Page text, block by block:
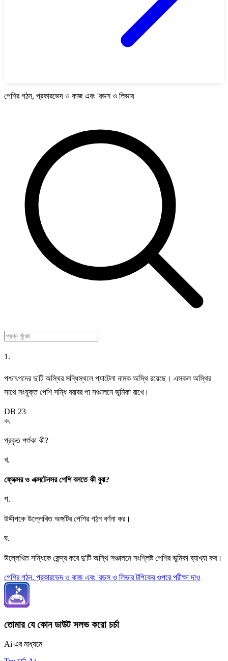
পেশির গঠন, প্রকারভেদ ও কাজ এবং 'রডস ও লিভার
1.
পশ্চাৎপদের দু'টি অস্থির সন্ধিস্থলে প্যাটেলা নামক অস্থি রয়েছে। এসকল অস্থির
সাথে সংযুক্ত পেশি সন্ধি বরাবর পা সঞ্চালনে ভূমিকা রাখে।
DB 23
ক.
প্রকৃত পর্শুকা কী?
খ.
ফ্লেক্সর ও এক্সটেনসর পেশি বলতে কী বুঝ?
গ.
উদ্দীপকে উল্লেখিত অঙ্গটির পেশির গঠন বর্ণনা কর।
ঘ.
উল্লেখিত সন্ধিকে কেন্দ্র করে দু'টি অস্থি সঞ্চালনে সংশ্লিষ্ট পেশির ভূমিকা ব্যাখ্যা কর।
পেশির গঠন, প্রকারভেদ ও কাজ এবং 'রডস ও লিভার টপিকের ওপরে পরীক্ষা দাও
তোমার যে কোন ডাউট সলভ করো চর্চা
Ai এর মাধ্যমে